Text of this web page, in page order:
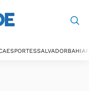
ESPORTESSALVADORBAHIA